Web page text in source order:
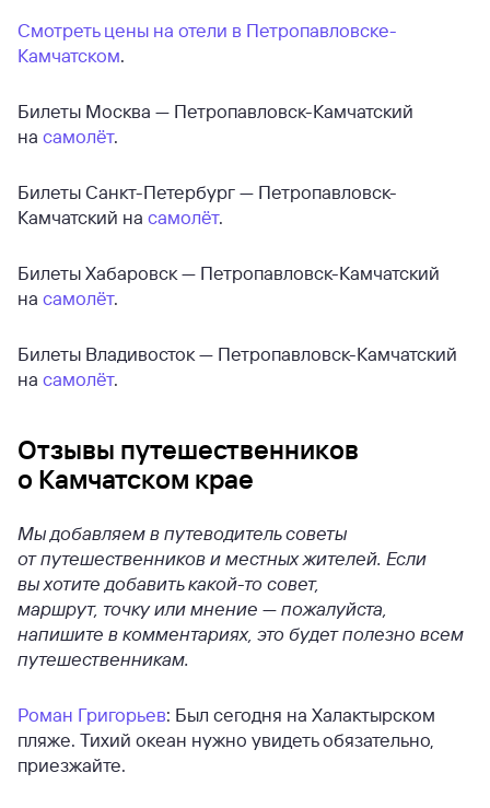
Смотреть цены на отели в Петропавловске-
Камчатском.
Билеты Москва — Петропавловск-Камчатский
на самолёт.
Билеты Санкт-Петербург — Петропавловск-
Камчатский на самолёт.
Билеты Хабаровск — Петропавловск-Камчатский
на самолёт.
Билеты Владивосток — Петропавловск-Камчатский
на самолёт.
Отзывы путешественников
о Камчатском крае
Мы добавляем в путеводитель советы
от путешественников и местных жителей. Если
вы хотите добавить какой-то совет,
маршрут, точку или мнение — пожалуйста,
напишите в комментариях, это будет полезно всем
путешественникам.
Роман Григорьев: Был сегодня на Халактырском
пляже. Тихий океан нужно увидеть обязательно,
приезжайте.